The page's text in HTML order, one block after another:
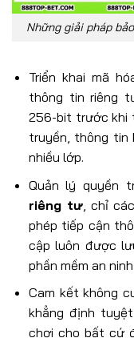
Những giải pháp
Triển khai mã
thông tin riêng
256-bit trước khi
truyền, thông tin
nhiều lớp.
Quản lý quyền
riêng tư, chỉ
phép tiếp cận
cập luôn được
phần mềm an
Cam kết không
khẳng định
chơi cho bất cứ